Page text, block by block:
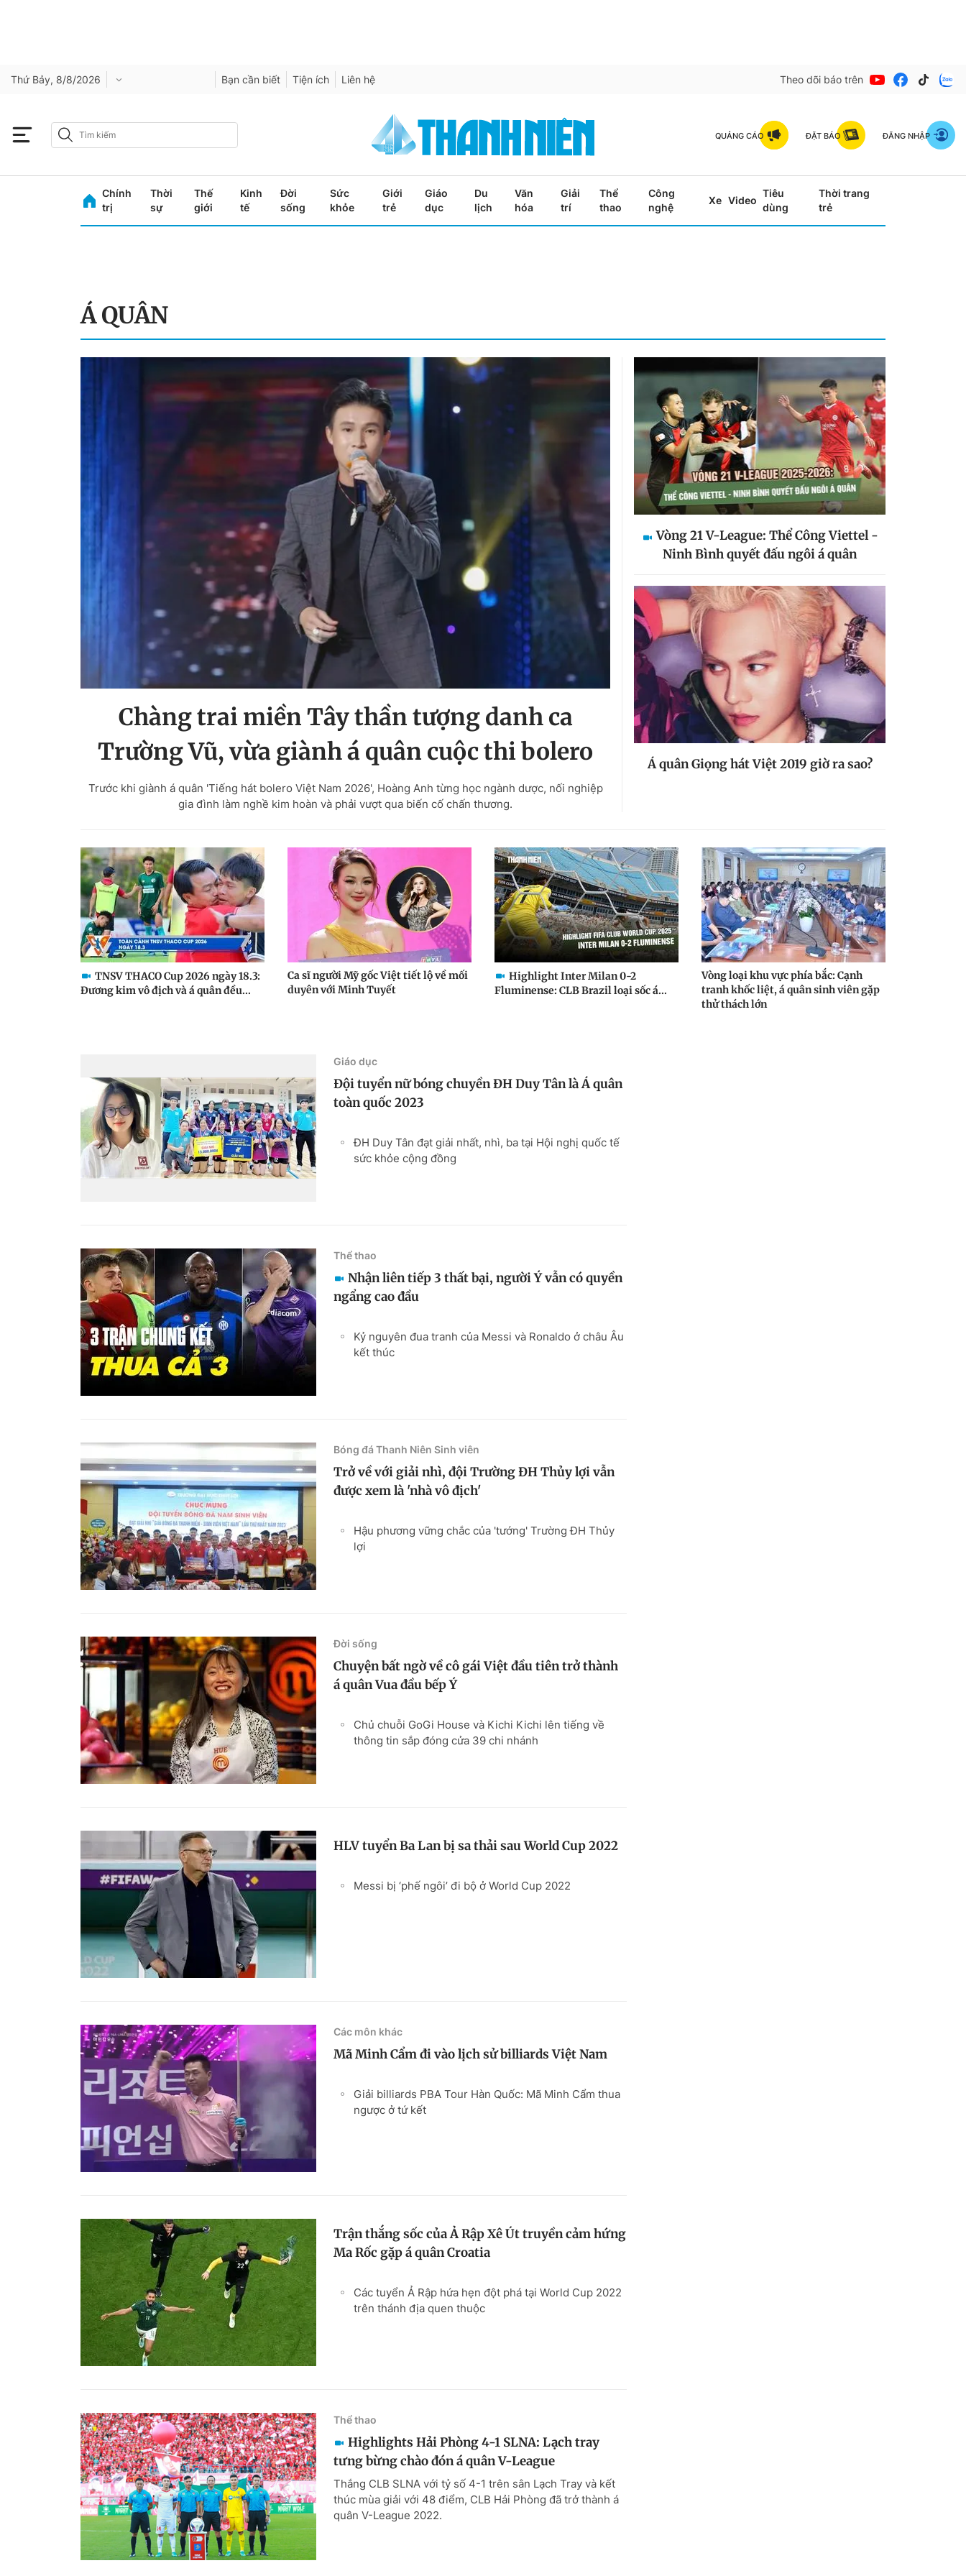
Thứ Bảy, 8/8/2026 Bạn cần biết Tiện ích Liên hệ Theo dõi báo trên
QUẢNG CÁO ĐẶT BÁO ĐĂNG NHẬP
Chính
trị
Thời
sự
Thế
giới
Kinh
tế
Đời
sống
Sức
khỏe
Giới
trẻ
Giáo
dục
Du
lịch
Văn
hóa
Giải
trí
Thể
thao
Công
nghệ
Xe Video
Tiêu
dùng
Thời trang
trẻ
Á QUÂN
Chàng trai miền Tây thần tượng danh ca
Trường Vũ, vừa giành á quân cuộc thi bolero
Trước khi giành á quân 'Tiếng hát bolero Việt Nam 2026', Hoàng Anh từng học ngành dược, nối nghiệp
gia đình làm nghề kim hoàn và phải vượt qua biến cố chấn thương.
Vòng 21 V-League: Thể Công Viettel -
Ninh Bình quyết đấu ngôi á quân
Á quân Giọng hát Việt 2019 giờ ra sao?
TNSV THACO Cup 2026 ngày 18.3:
Đương kim vô địch và á quân đều...
Ca sĩ người Mỹ gốc Việt tiết lộ về mối
duyên với Minh Tuyết
Highlight Inter Milan 0-2
Fluminense: CLB Brazil loại sốc á...
Vòng loại khu vực phía bắc: Cạnh
tranh khốc liệt, á quân sinh viên gặp
thử thách lớn
Giáo dục
Đội tuyển nữ bóng chuyền ĐH Duy Tân là Á quân
toàn quốc 2023
ĐH Duy Tân đạt giải nhất, nhì, ba tại Hội nghị quốc tế
sức khỏe cộng đồng
Thể thao
Nhận liên tiếp 3 thất bại, người Ý vẫn có quyền
ngẩng cao đầu
Kỷ nguyên đua tranh của Messi và Ronaldo ở châu Âu
kết thúc
Bóng đá Thanh Niên Sinh viên
Trở về với giải nhì, đội Trường ĐH Thủy lợi vẫn
được xem là 'nhà vô địch'
Hậu phương vững chắc của 'tướng' Trường ĐH Thủy
lợi
Đời sống
Chuyện bất ngờ về cô gái Việt đầu tiên trở thành
á quân Vua đầu bếp Ý
Chủ chuỗi GoGi House và Kichi Kichi lên tiếng về
thông tin sắp đóng cửa 39 chi nhánh
HLV tuyển Ba Lan bị sa thải sau World Cup 2022
Messi bị ‘phế ngôi’ đi bộ ở World Cup 2022
Các môn khác
Mã Minh Cẩm đi vào lịch sử billiards Việt Nam
Giải billiards PBA Tour Hàn Quốc: Mã Minh Cẩm thua
ngược ở tứ kết
Trận thắng sốc của Ả Rập Xê Út truyền cảm hứng
Ma Rốc gặp á quân Croatia
Các tuyển Ả Rập hứa hẹn đột phá tại World Cup 2022
trên thánh địa quen thuộc
Thể thao
Highlights Hải Phòng 4-1 SLNA: Lạch tray
tưng bừng chào đón á quân V-League
Thắng CLB SLNA với tỷ số 4-1 trên sân Lạch Tray và kết
thúc mùa giải với 48 điểm, CLB Hải Phòng đã trở thành á
quân V-League 2022.